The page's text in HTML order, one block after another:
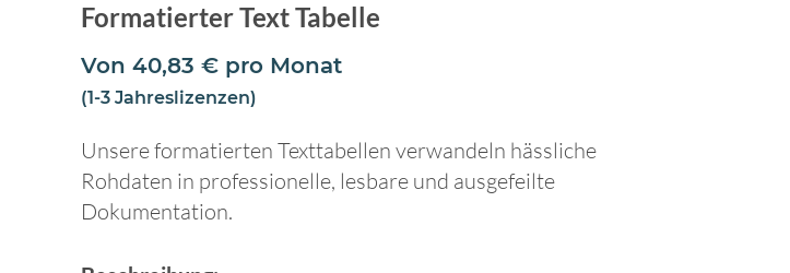
Formatierter Text Tabelle
Von 40,83 € pro Monat
(1-3 Jahreslizenzen)
Unsere formatierten Texttabellen verwandeln hässliche
Rohdaten in professionelle, lesbare und ausgefeilte
Dokumentation.